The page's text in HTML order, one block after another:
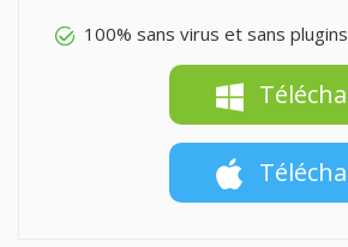
100% sans virus et sans